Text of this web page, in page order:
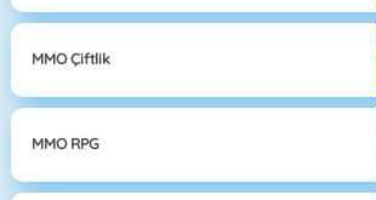
MMO Çiftlik
MMO RPG